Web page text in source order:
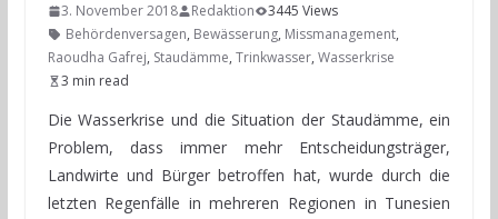
3. November 2018 Redaktion
3445 Views
Behördenversagen, Bewässerung, Missmanagement,
Raoudha Gafrej, Staudämme, Trinkwasser, Wasserkrise
3 min read
Die Wasserkrise und die Situation der Staudämme, ein
Problem, dass immer mehr Entscheidungsträger,
Landwirte und Bürger betroffen hat, wurde durch die
letzten Regenfälle in mehreren Regionen in Tunesien